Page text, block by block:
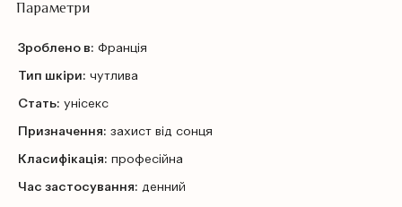
Параметри
Зроблено в: Франція
Тип шкіри: чутлива
Стать: унісекс
Призначення: захист від сонця
Класифікація: професійна
Час застосування: денний